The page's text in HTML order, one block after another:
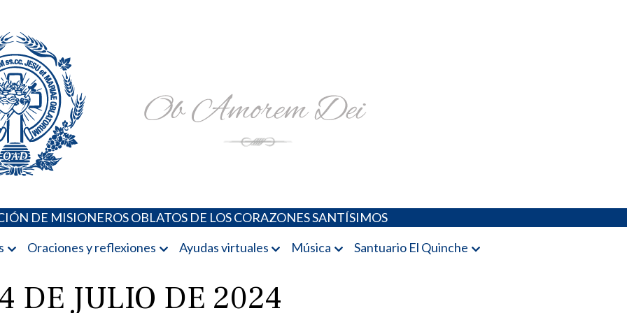
DE MISIONEROS OBLATOS DE LOS CORAZONES SANTÍSIMOS
Oraciones y reflexiones Ayudas virtuales Música Santuario El Quinche
DE JULIO DE 2024